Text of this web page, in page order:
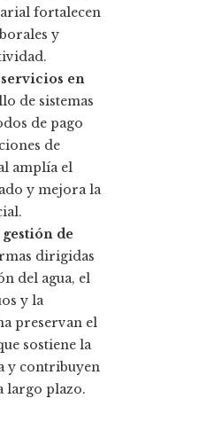
fortalecen
y
en
de sistemas
de pago
de
amplía el
y mejora la
de
dirigidas
del agua, el
y la
preservan el
sostiene la
y contribuyen
largo plazo.